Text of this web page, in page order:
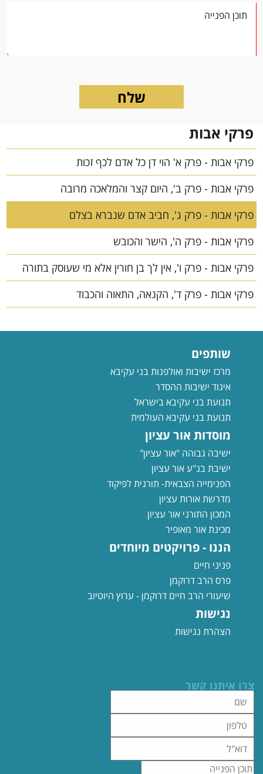
פרקי אבות
פרקי אבות - פרק א' הוי דן כל אדם לכף זכות
פרקי אבות - פרק ב', היום קצר והמלאכה מרובה
פרקי אבות - פרק ג', חביב אדם שנברא בצלם
פרקי אבות - פרק ה', הישר והכובש
פרקי אבות - פרק ו', אין לך בן חורין אלא מי שעוסק בתורה
פרקי אבות - פרק ד', הקנאה, התאוה והכבוד
שותפים
מרכז ישיבות ואולפנות בני עקיבא
איגוד ישיבות ההסדר
תנועת בני עקיבא בישראל
תנועת בני עקיבא העולמית
מוסדות אור עציון
ישיבה גבוהה "אור עציון"
ישיבת בנ"ע אור עציון
הפנימייה הצבאית- תורנית לפיקוד
מדרשת אורות עציון
המכון התורני אור עציון
מכינת אור מאופיר
הננו - פרויקטים מיוחדים
פניני חיים
פרס הרב דרוקמן
שיעורי הרב חיים דרוקמן - ערוץ היוטיוב
נגישות
הצהרת נגישות
צרו איתנו קשר